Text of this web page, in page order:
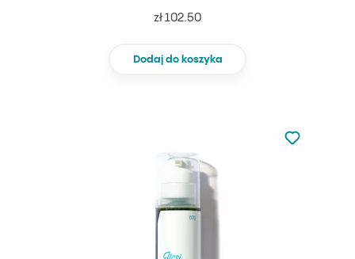
zł 102.50
Dodaj do koszyka
Nie dodano
Dodaj do